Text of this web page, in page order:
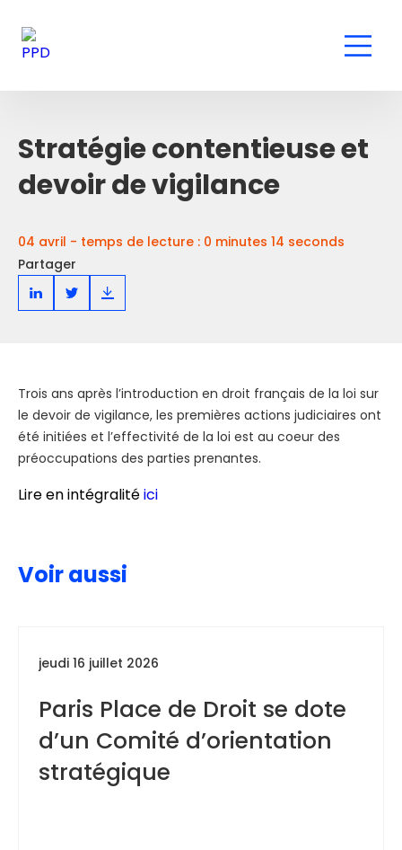
Stratégie contentieuse et
devoir de vigilance
04 avril - temps de lecture : 0 minutes 14 seconds
Partager
Trois ans après l’introduction en droit français de la loi sur
le devoir de vigilance, les premières actions judiciaires ont
été initiées et l’effectivité de la loi est au coeur des
préoccupations des parties prenantes.
Lire en intégralitéici
Voir aussi
jeudi 16 juillet 2026
Paris Place de Droit se dote
d’un Comité d’orientation
stratégique